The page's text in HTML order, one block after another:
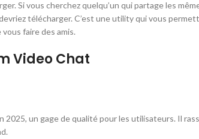
Si vous cherchez quelqu’un qui partage les
télécharger. C’est une utility qui vous
faire des amis.
Video Chat
un gage de qualité pour les utilisateurs. Il